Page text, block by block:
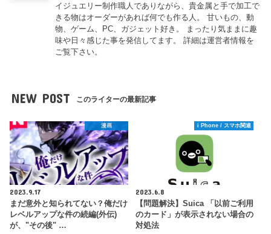
イジュエリー制作職人でありながら、貴金属と手で加工で
きる物はオーダーがあれば何でも作る人。 甘いもの、動
物、ゲーム、PC、ガジェット好き。 まったり気ままに趣
味や日々感じた事を発信してます。 詳細は運営者情報を
ご覧下さい。
NEW POST このライターの最新記事
漫画
2023.9.17
まだ意外と知られてない？俺だけ
レベルアップな件の続編(外伝)
が、"その後" …
i Phone / スマホ関連
2023.6.8
【問題解決】Suica 「以前ご利用
のカード」が表示されない場合の
対処法